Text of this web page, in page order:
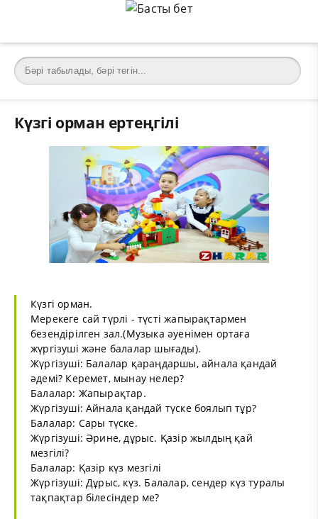
Күзгі орман ертеңгілі
Күзгі орман.
Мерекеге сай түрлі - түсті жапырақтармен
безендірілген зал.(Музыка әуенімен ортаға
жүргізуші және балалар шығады).
Жүргізуші: Балалар қараңдаршы, айнала қандай
әдемі? Керемет, мынау нелер?
Балалар: Жапырақтар.
Жүргізуші: Айнала қандай түске боялып тұр?
Балалар: Сары түске.
Жүргізуші: Әрине, дұрыс. Қазір жылдың қай
мезгілі?
Балалар: Қазір күз мезгілі
Жүргізуші: Дұрыс, күз. Балалар, сендер күз туралы
тақпақтар білесіндер ме?